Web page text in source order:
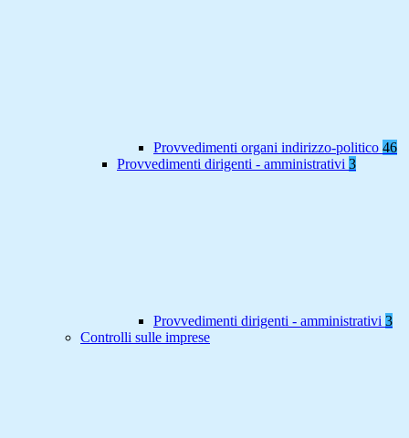
Provvedimenti organi indirizzo-politico 46
Provvedimenti dirigenti - amministrativi 3
Provvedimenti dirigenti - amministrativi 3
Controlli sulle imprese